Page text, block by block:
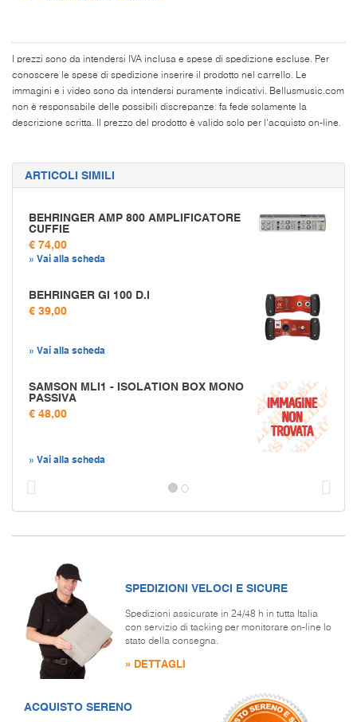
I prezzi sono da intendersi IVA inclusa e spese di spedizione escluse. Per
conoscere le spese di spedizione inserire il prodotto nel carrello. Le
immagini e i video sono da intendersi puramente indicativi. Bellusmusic.com
non è responsabile delle possibili discrepanze: fa fede solamente la
descrizione scritta. Il prezzo del prodotto è valido solo per l'acquisto on-line.
ARTICOLI SIMILI
BEHRINGER AMP 800 AMPLIFICATORE
CUFFIE
€ 74,00
» Vai alla scheda
BEHRINGER GI 100 D.I
€ 39,00
» Vai alla scheda
SAMSON MLI1 - ISOLATION BOX MONO
PASSIVA
€ 48,00
» Vai alla scheda
SPEDIZIONI VELOCI E SICURE
Spedizioni assicurate in 24/48 h in tutta Italia
con servizio di tacking per monitorare on-line lo
stato della consegna.
» DETTAGLI
ACQUISTO SERENO